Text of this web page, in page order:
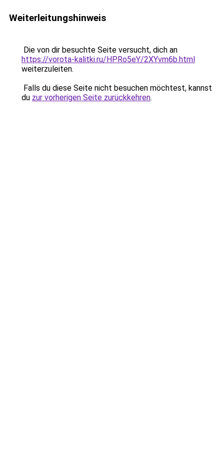
Weiterleitungshinweis
Die von dir besuchte Seite versucht, dich an
https://vorota-kalitki.ru/HPRo5eY/2XYvm6b.html
weiterzuleiten.
Falls du diese Seite nicht besuchen möchtest, kannst
du zur vorherigen Seite zurückkehren.